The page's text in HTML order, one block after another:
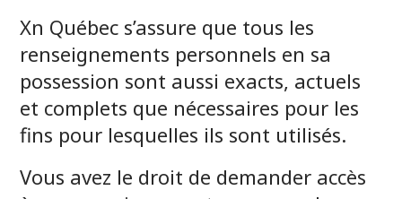
Xn Québec s’assure que tous les
renseignements personnels en sa
possession sont aussi exacts, actuels
et complets que nécessaires pour les
fins pour lesquelles ils sont utilisés.
Vous avez le droit de demander accès